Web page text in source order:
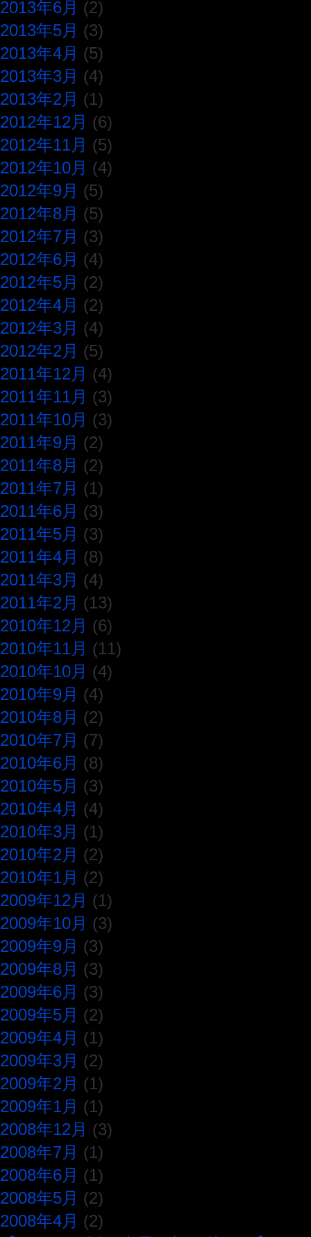
2013年6月 (2)
2013年5月 (3)
2013年4月 (5)
2013年3月 (4)
2013年2月 (1)
2012年12月 (6)
2012年11月 (5)
2012年10月 (4)
2012年9月 (5)
2012年8月 (5)
2012年7月 (3)
2012年6月 (4)
2012年5月 (2)
2012年4月 (2)
2012年3月 (4)
2012年2月 (5)
2011年12月 (4)
2011年11月 (3)
2011年10月 (3)
2011年9月 (2)
2011年8月 (2)
2011年7月 (1)
2011年6月 (3)
2011年5月 (3)
2011年4月 (8)
2011年3月 (4)
2011年2月 (13)
2010年12月 (6)
2010年11月 (11)
2010年10月 (4)
2010年9月 (4)
2010年8月 (2)
2010年7月 (7)
2010年6月 (8)
2010年5月 (3)
2010年4月 (4)
2010年3月 (1)
2010年2月 (2)
2010年1月 (2)
2009年12月 (1)
2009年10月 (3)
2009年9月 (3)
2009年8月 (3)
2009年6月 (3)
2009年5月 (2)
2009年4月 (1)
2009年3月 (2)
2009年2月 (1)
2009年1月 (1)
2008年12月 (3)
2008年7月 (1)
2008年6月 (1)
2008年5月 (2)
2008年4月 (2)